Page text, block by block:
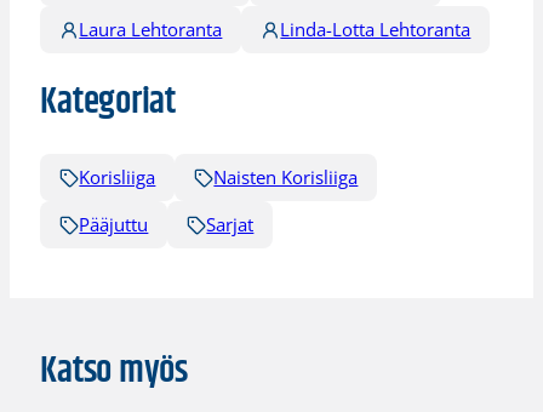
Laura Lehtoranta
Linda-Lotta Lehtoranta
Kategoriat
Korisliiga
Naisten Korisliiga
Pääjuttu
Sarjat
Katso myös